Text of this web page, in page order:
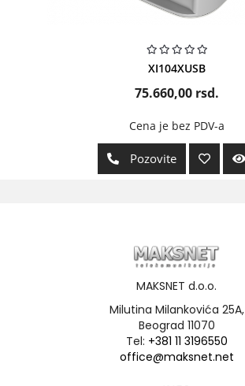
XI104XUSB
75.660,00 rsd.
Cena je bez PDV-a
Pozovite
MAKSNET d.o.o.
Milutina Milankovića 25A,
Beograd 11070
Tel: +381 11 3196550
office@maksnet.net